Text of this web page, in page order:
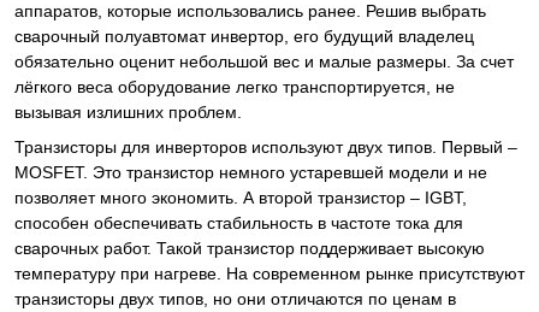
аппаратов, которые использовались ранее. Решив выбрать
сварочный полуавтомат инвертор, его будущий владелец
обязательно оценит небольшой вес и малые размеры. За счет
лёгкого веса оборудование легко транспортируется, не
вызывая излишних проблем.
Транзисторы для инверторов используют двух типов. Первый –
MOSFET. Это транзистор немного устаревшей модели и не
позволяет много экономить. А второй транзистор – IGBT,
способен обеспечивать стабильность в частоте тока для
сварочных работ. Такой транзистор поддерживает высокую
температуру при нагреве. На современном рынке присутствуют
транзисторы двух типов, но они отличаются по ценам в